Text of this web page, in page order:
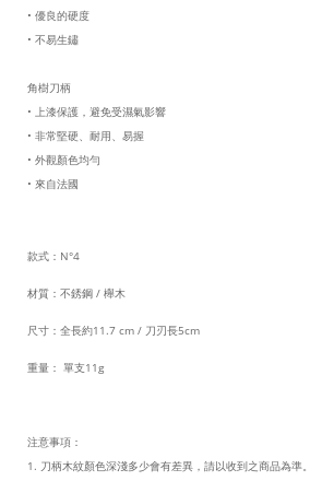
• 優良的硬度
• 不易生鏽
角樹刀柄
• 上漆保護，避免受濕氣影響
• 非常堅硬、耐用、易握
• 外觀顏色均勻
• 來自法國
款式： N°4
材質：不銹鋼 / 櫸木
尺寸：全長約11.7 cm / 刀刃長5cm
重量： 單支11g
注意事項：
1. 刀柄木紋顏色深淺多少會有差異，請以收到之商品為準。